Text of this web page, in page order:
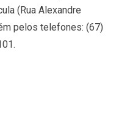
(Rua Alexandre
pelos telefones: (67)